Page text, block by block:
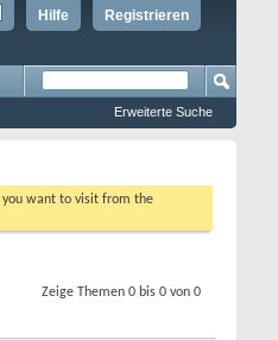
Registrieren
Hilfe
Erweiterte Suche
you want to visit from the
Zeige Themen 0 bis 0 von 0